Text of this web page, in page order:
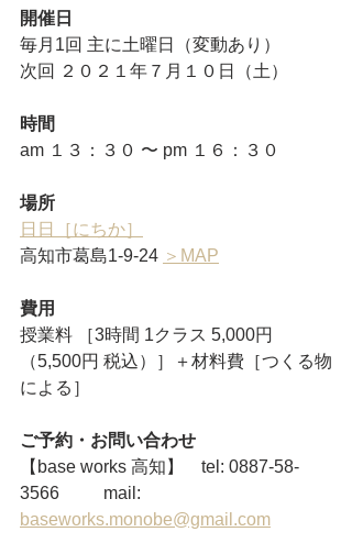
開催日
毎月1回 主に土曜日（変動あり）
次回 ２０２１年７月１０日（土）
時間
am １３：３０ 〜 pm １６：３０
場所
日日［にちか］
高知市葛島1-9-24 ＞MAP
費用
授業料 ［3時間 1クラス 5,000円
（5,500円 税込）］＋材料費［​つくる物
による］
ご予約・お問い合わせ
【base works 高知】　tel: 0887-58-
3566  　　mail:
baseworks.monobe@gmail.com